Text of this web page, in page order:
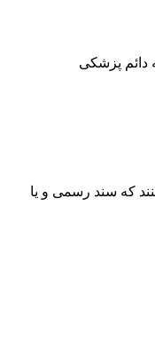
پزشکی
که سند رسمی و یا